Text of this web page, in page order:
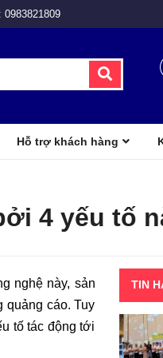
0983821809
Hỗ trợ khách hàng
4 yếu tố
nghệ này, sản
quảng cáo. Tuy
tố tác động tới
TIN